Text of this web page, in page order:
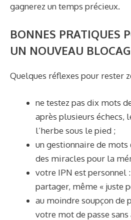
gagnerez un temps précieux.
BONNES PRATIQUES
UN NOUVEAU
Quelques réflexes pour rester
ne testez pas dix mots
après plusieurs échecs,
l’herbe sous le pied ;
un gestionnaire de
des miracles pour la
votre IPN est personnel
partager, même « juste
au moindre soupçon de
votre mot de passe